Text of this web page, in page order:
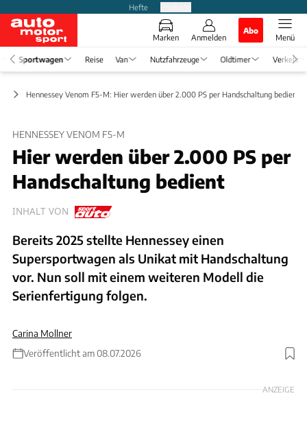
Hefte
Marken Anmelden
Abo
Menü
Sportwagen Reise Van Nutzfahrzeuge Oldtimer Verkehr
Hennessey Venom F5-M: Hier werden über 2.000 PS per Handschaltung bedient
HENNESSEY VENOM F5-M
Hier werden über 2.000 PS per
Handschaltung bedient
INHALT VON
Bereits 2025 stellte Hennessey einen
Supersportwagen als Unikat mit Handschaltung
vor. Nun soll mit einem weiteren Modell die
Serienfertigung folgen.
Carina Mollner
Veröffentlicht am 08.07.2026
ANZEIGE